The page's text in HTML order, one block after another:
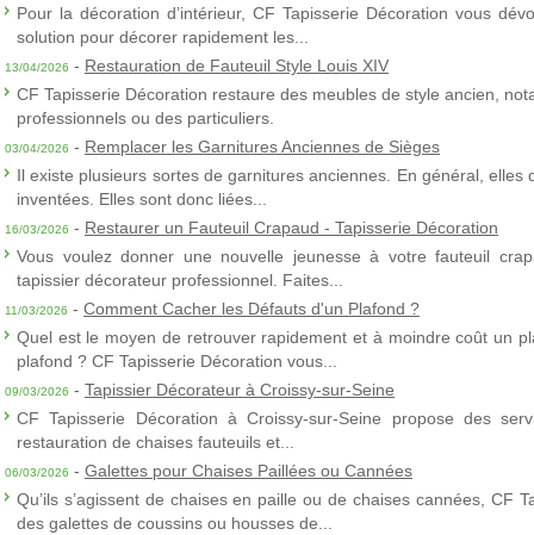
Pour la décoration d’intérieur, CF Tapisserie Décoration vous
solution pour décorer rapidement les...
13/04/2026 - Restauration de Fauteuil Style Louis XIV
CF Tapisserie Décoration restaure des meubles de style ancien,
professionnels ou des particuliers.
03/04/2026 - Remplacer les Garnitures Anciennes de Sièges
Il existe plusieurs sortes de garnitures anciennes. En général, elles
inventées. Elles sont donc liées...
16/03/2026 - Restaurer un Fauteuil Crapaud - Tapisserie Décoration
Vous voulez donner une nouvelle jeunesse à votre fauteuil
tapissier décorateur professionnel. Faites...
11/03/2026 - Comment Cacher les Défauts d'un Plafond ?
Quel est le moyen de retrouver rapidement et à moindre coût un
plafond ? CF Tapisserie Décoration vous...
09/03/2026 - Tapissier Décorateur à Croissy-sur-Seine
CF Tapisserie Décoration à Croissy-sur-Seine propose des
restauration de chaises fauteuils et...
06/03/2026 - Galettes pour Chaises Paillées ou Cannées
Qu’ils s’agissent de chaises en paille ou de chaises cannées, CF
des galettes de coussins ou housses de...